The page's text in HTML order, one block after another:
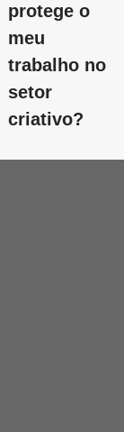
protege o
meu
trabalho no
setor
criativo?